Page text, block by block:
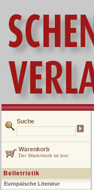
Suche
Warenkorb
Der Warenkorb ist leer
Belletristik
Europäische Literatur